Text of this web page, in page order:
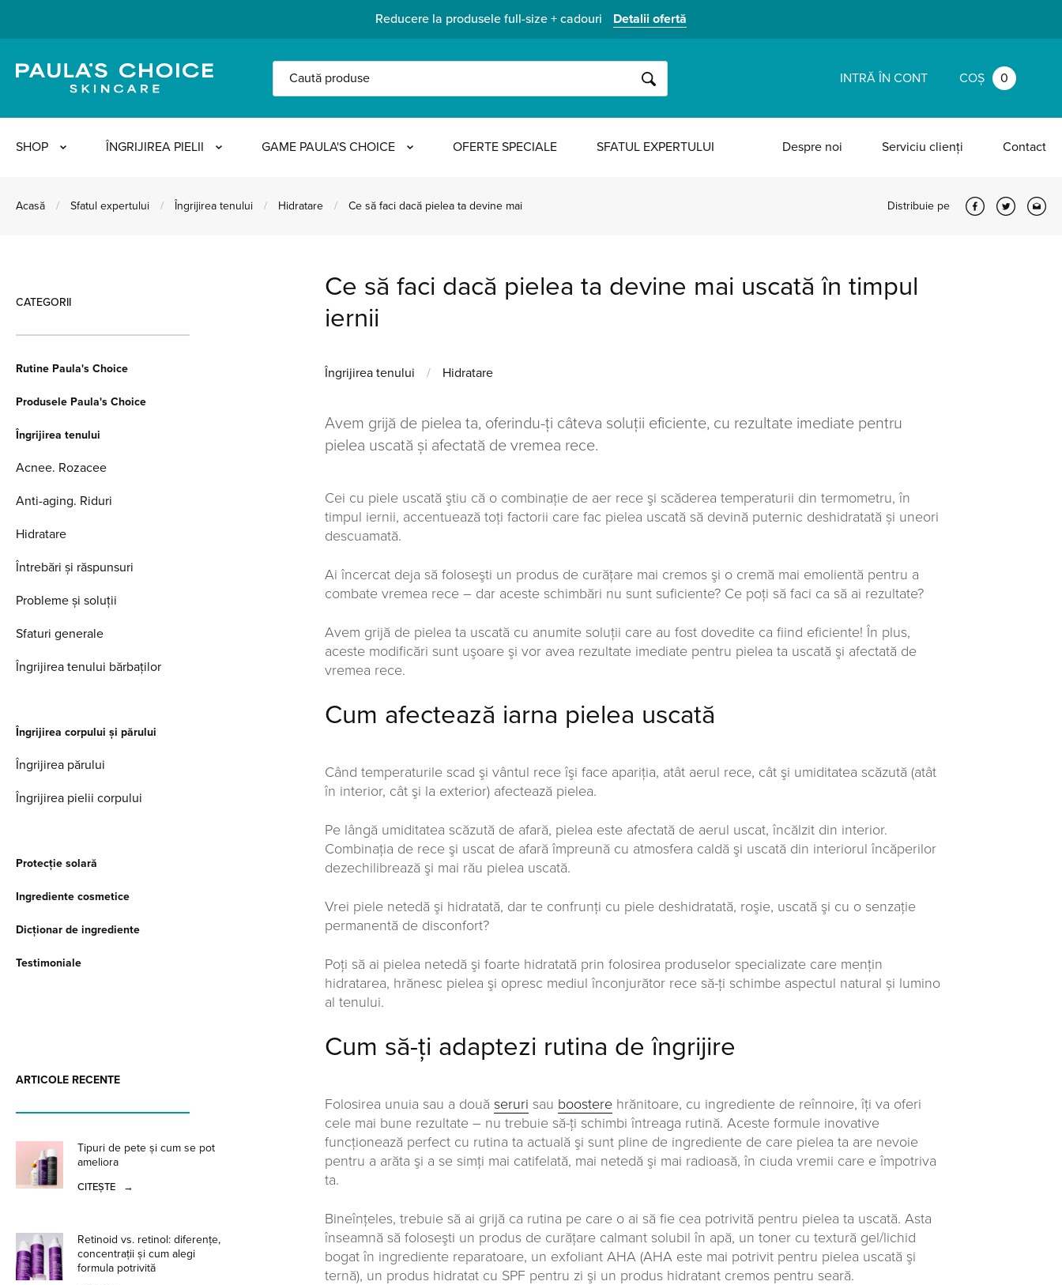
Reducere la produsele full-size + cadouri Detalii ofertă
CAUTĂ INTRĂ ÎN CONT COȘ 0
SHOP ÎNGRIJIREA PIELII GAME PAULA'S CHOICE OFERTE SPECIALE SFATUL EXPERTULUI Despre noi Serviciu clienți Contact
Acasă / Sfatul expertului / Îngrijirea tenului / Hidratare /
Ce să faci dacă pielea ta devine mai
Distribuie pe
CATEGORII
Rutine Paula's Choice
Produsele Paula's Choice
Îngrijirea tenului
Acnee. Rozacee
Anti-aging. Riduri
Hidratare
Întrebări și răspunsuri
Probleme și soluții
Sfaturi generale
Îngrijirea tenului bărbaților
Îngrijirea corpului și părului
Îngrijirea părului
Îngrijirea pielii corpului
Protecție solară
Ingrediente cosmetice
Dicționar de ingrediente
Testimoniale
ARTICOLE RECENTE
Tipuri de pete și cum se pot
ameliora
CITEȘTE →
Retinoid vs. retinol: diferențe,
concentrații și cum alegi
formula potrivită
Ce să faci dacă pielea ta devine mai uscată în timpul
iernii
Îngrijirea tenului / Hidratare
Avem grijă de pielea ta, oferindu-ți câteva soluții eficiente, cu rezultate imediate pentru
pielea uscată și afectată de vremea rece.
Cei cu piele uscată ştiu că o combinaţie de aer rece şi scăderea temperaturii din termometru, în
timpul iernii, accentuează toţi factorii care fac pielea uscată să devină puternic deshidratată și uneori
descuamată.
Ai încercat deja să foloseşti un produs de curățare mai cremos şi o cremă mai emolientă pentru a
combate vremea rece – dar aceste schimbări nu sunt suficiente? Ce poţi să faci ca să ai rezultate?
Avem grijă de pielea ta uscată cu anumite soluţii care au fost dovedite ca fiind eficiente! În plus,
aceste modificări sunt uşoare şi vor avea rezultate imediate pentru pielea ta uscată şi afectată de
vremea rece.
Cum afectează iarna pielea uscată
Când temperaturile scad şi vântul rece îşi face apariţia, atât aerul rece, cât şi umiditatea scăzută (atât
în interior, cât şi la exterior) afectează pielea.
Pe lângă umiditatea scăzută de afară, pielea este afectată de aerul uscat, încălzit din interior.
Combinaţia de rece şi uscat de afară împreună cu atmosfera caldă şi uscată din interiorul încăperilor
dezechilibrează şi mai rău pielea uscată.
Vrei piele netedă şi hidratată, dar te confrunţi cu piele deshidratată, roşie, uscată şi cu o senzaţie
permanentă de disconfort?
Poţi să ai pielea netedă şi foarte hidratată prin folosirea produselor specializate care menţin
hidratarea, hrănesc pielea şi opresc mediul înconjurător rece să-ţi schimbe aspectul natural și lumino
al tenului.
Cum să-ţi adaptezi rutina de îngrijire
Folosirea unuia sau a două seruri sau boostere hrănitoare, cu ingrediente de reînnoire, îţi va oferi
cele mai bune rezultate – nu trebuie să-ţi schimbi întreaga rutină. Aceste formule inovative
funcţionează perfect cu rutina ta actuală şi sunt pline de ingrediente de care pielea ta are nevoie
pentru a arăta şi a se simţi mai catifelată, mai netedă şi mai radioasă, în ciuda vremii care e împotriva
ta.
Bineînţeles, trebuie să ai grijă ca rutina pe care o ai să fie cea potrivită pentru pielea ta uscată. Asta
înseamnă să foloseşti un produs de curățare calmant solubil în apă, un toner cu textură gel/lichid
bogat în ingrediente reparatoare, un exfoliant AHA (AHA este mai potrivit pentru pielea uscată şi
ternă), un produs hidratat cu SPF pentru zi şi un produs hidratant cremos pentru seară.